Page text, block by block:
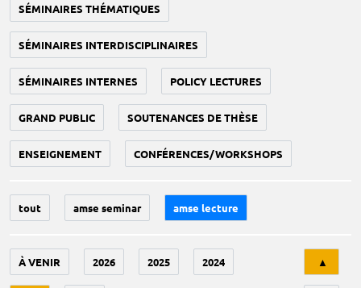
SÉMINAIRES THÉMATIQUES
SÉMINAIRES INTERDISCIPLINAIRES
SÉMINAIRES INTERNES POLICY LECTURES
GRAND PUBLIC SOUTENANCES DE THÈSE
ENSEIGNEMENT CONFÉRENCES/WORKSHOPS
tout amse seminar amse lecture
À VENIR 2026 2025 2024 ▲